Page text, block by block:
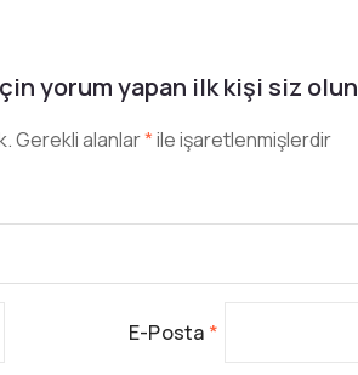
yorum yapan ilk kişi siz olun
Gerekli alanlar*ile işaretlenmişlerdir
E-Posta *